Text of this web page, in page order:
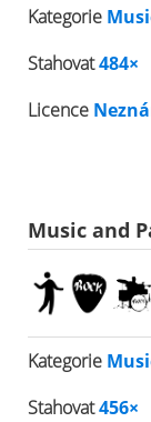
Kategorie
Stahovat484×
Licence
Music and
Kategorie
Stahovat456×